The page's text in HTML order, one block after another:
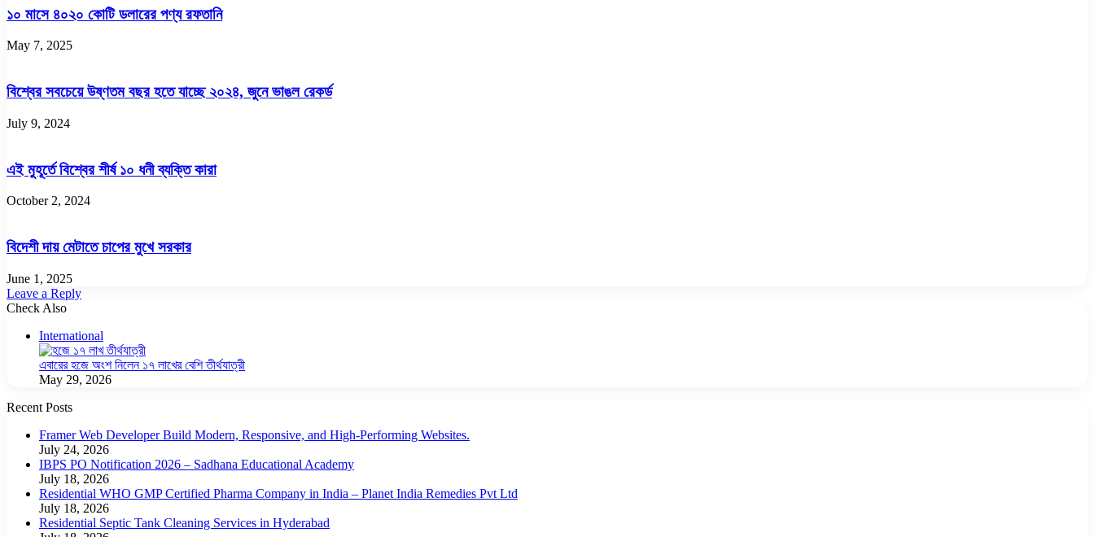
১০ মাসে ৪০২০ কোটি ডলারের পণ্য রফতানি
May 7, 2025
বিশ্বের সবচেয়ে উষ্ণতম বছর হতে যাচ্ছে ২০২৪, জুনে ভাঙল রেকর্ড
July 9, 2024
এই মুহূর্তে বিশ্বের শীর্ষ ১০ ধনী ব্যক্তি কারা
October 2, 2024
বিদেশী দায় মেটাতে চাপের মুখে সরকার
June 1, 2025
Leave a Reply
Check Also
International
এবারের হজে অংশ নিলেন ১৭ লাখের বেশি তীর্থযাত্রী
May 29, 2026
Recent Posts
Framer Web Developer Build Modern, Responsive, and High-Performing Websites.
July 24, 2026
IBPS PO Notification 2026 – Sadhana Educational Academy
July 18, 2026
Residential WHO GMP Certified Pharma Company in India – Planet India Remedies Pvt Ltd
July 18, 2026
Residential Septic Tank Cleaning Services in Hyderabad